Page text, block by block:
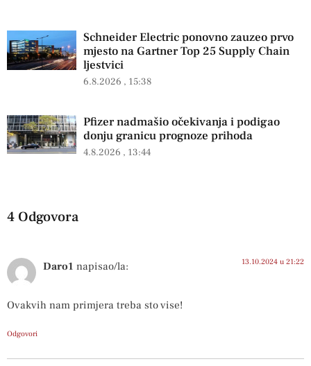
Schneider Electric ponovno zauzeo prvo
mjesto na Gartner Top 25 Supply Chain
ljestvici
6.8.2026 15:38
Pfizer nadmašio očekivanja i podigao
donju granicu prognoze prihoda
4.8.2026 13:44
4 Odgovora
Daro1 napisao/la: 13.10.2024 u 21:22
Ovakvih nam primjera treba sto vise!
Odgovori